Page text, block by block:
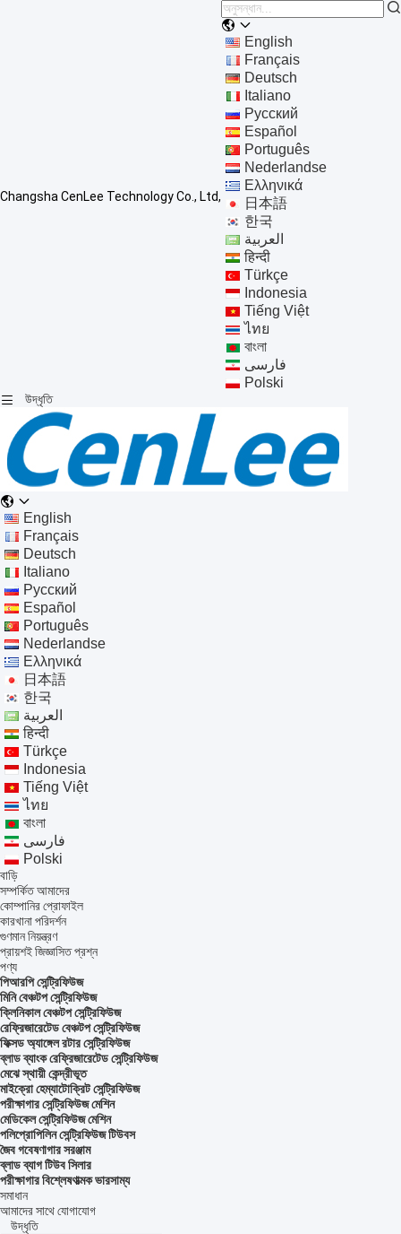
Changsha CenLee Technology Co., Ltd,
English
Français
Deutsch
Italiano
Русский
Español
Português
Nederlandse
Ελληνικά
日本語
한국
العربية
हिन्दी
Türkçe
Indonesia
Tiếng Việt
ไทย
বাংলা
فارسی
Polski
উদ্ধৃতি
English
Français
Deutsch
Italiano
Русский
Español
Português
Nederlandse
Ελληνικά
日本語
한국
العربية
हिन्दी
Türkçe
Indonesia
Tiếng Việt
ไทย
বাংলা
فارسی
Polski
বাড়ি
সম্পর্কিত আমাদের
কোম্পানির প্রোফাইল
কারখানা পরিদর্শন
গুণমান নিয়ন্ত্রণ
প্রায়শই জিজ্ঞাসিত প্রশ্ন
পণ্য
পিআরপি সেন্ট্রিফিউজ
মিনি বেঞ্চটপ সেন্ট্রিফিউজ
ক্লিনিকাল বেঞ্চটপ সেন্ট্রিফিউজ
রেফ্রিজারেটেড বেঞ্চটপ সেন্ট্রিফিউজ
ফিক্সড অ্যাঙ্গেল রটার সেন্ট্রিফিউজ
ব্লাড ব্যাংক রেফ্রিজারেটেড সেন্ট্রিফিউজ
মেঝে স্থায়ী কেন্দ্রীভূত
মাইক্রো হেম্যাটোক্রিট সেন্ট্রিফিউজ
পরীক্ষাগার সেন্ট্রিফিউজ মেশিন
মেডিকেল সেন্ট্রিফিউজ মেশিন
পলিপ্রোপিলিন সেন্ট্রিফিউজ টিউবস
জৈব গবেষণাগার সরঞ্জাম
ব্লাড ব্যাগ টিউব সিলার
পরীক্ষাগার বিশ্লেষণাত্মক ভারসাম্য
সমাধান
আমাদের সাথে যোগাযোগ
উদ্ধৃতি